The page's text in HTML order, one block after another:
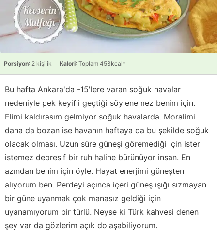
Porsiyon: 2 kişilik Kalori: Toplam 453kcal*
Bu hafta Ankara'da -15'lere varan soğuk havalar
nedeniyle pek keyifli geçtiği söylenemez benim için.
Elimi kaldırasım gelmiyor soğuk havalarda. Moralimi
daha da bozan ise havanın haftaya da bu şekilde soğuk
olacak olması. Uzun süre güneşi göremediği için ister
istemez depresif bir ruh haline bürünüyor insan. En
azından benim için öyle. Hayat enerjimi güneşten
alıyorum ben. Perdeyi açınca içeri güneş ışığı sızmayan
bir güne uyanmak çok manasız geldiği için
uyanamıyorum bir türlü. Neyse ki Türk kahvesi denen
şey var da gözlerim açık dolaşabiliyorum.